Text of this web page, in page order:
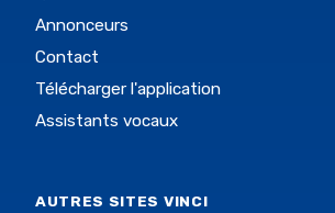
Annonceurs
Contact
Télécharger l'application
Assistants vocaux
AUTRES SITES VINCI